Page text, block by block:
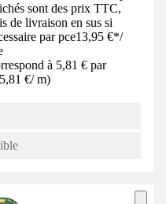
sont des prix TTC,
de livraison en sus si
par pce13,95 €*/
à 5,81 € par
5,81 €/ m)